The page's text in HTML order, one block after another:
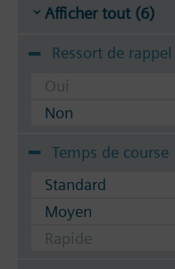
Afficher tout (6)
Ressort de rappel
Oui
Non
Temps de course
Standard
Moyen
Rapide